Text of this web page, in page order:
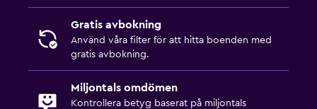
Gratis avbokning
Använd våra filter för att hitta boenden med
gratis avbokning.
Miljontals omdömen
Kontrollera betyg baserat på miljontals